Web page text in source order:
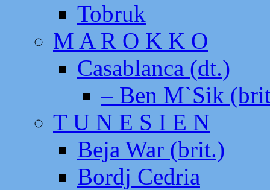
Tobruk
M A R O K K O
Casablanca (dt.)
– Ben M`Sik
T U N E S I E N
Beja War (brit.)
Bordj Cedria